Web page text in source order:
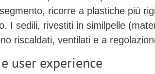
ricorre a plastiche più
I sedili, rivestiti in similpelle
riscaldati, ventilati e a
user experience